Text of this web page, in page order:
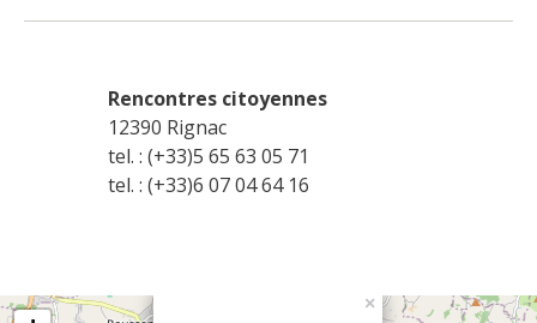
Rencontres citoyennes
12390 Rignac
tel. : (+33)5 65 63 05 71
tel. : (+33)6 07 04 64 16
×